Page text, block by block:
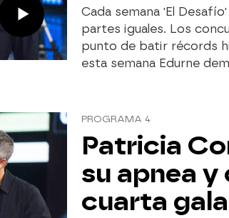
Cada semana 'El
partes iguales. Los
punto de batir récords
esta semana Edurne
PROGRAMA 4
Patricia
su apnea y
cuarta